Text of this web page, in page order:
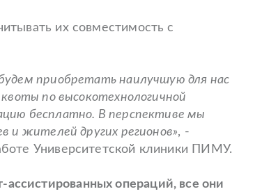
их совместимость с
приобретать наилучшую для нас
по высокотехнологичной
бесплатно. В перспективе мы
и жителей других регионов», -
Университетской клиники ПИМУ.
операций, все они